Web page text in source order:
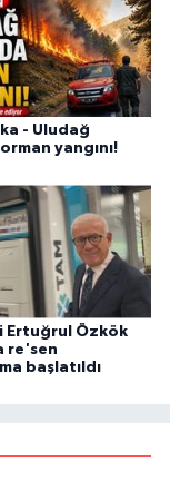
- Uludağ
yangını!
Ertuğrul Özkök
re'sen
başlatıldı